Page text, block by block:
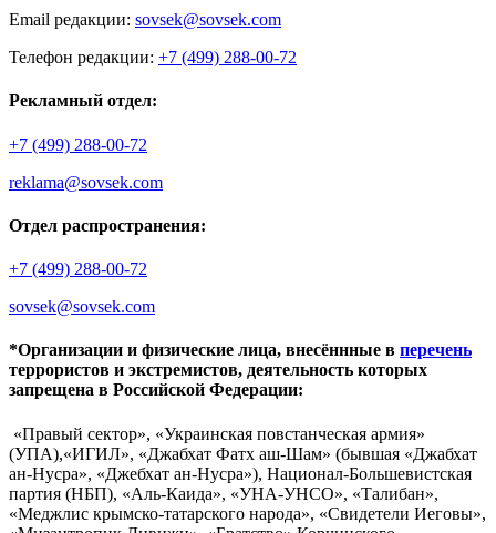
Email редакции: sovsek@sovsek.com
Телефон редакции: +7 (499) 288-00-72
Рекламный отдел:
+7 (499) 288-00-72
reklama@sovsek.com
Отдел распространения:
+7 (499) 288-00-72
sovsek@sovsek.com
*Организации и физические лица, внесённные в перечень
террористов и экстремистов, деятельность которых
запрещена в Российской Федерации:
«Правый сектор», «Украинская повстанческая армия»
(УПА),«ИГИЛ», «Джабхат Фатх аш-Шам» (бывшая «Джабхат
ан-Нусра», «Джебхат ан-Нусра»), Национал-Большевистская
партия (НБП), «Аль-Каида», «УНА-УНСО», «Талибан»,
«Меджлис крымско-татарского народа», «Свидетели Иеговы»,